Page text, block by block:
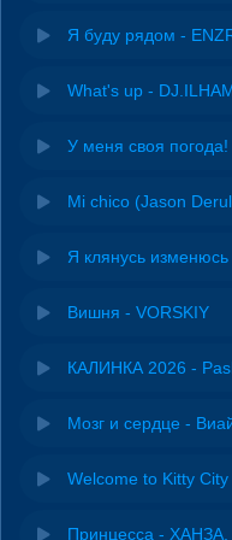
Я буду рядом -
What's up -
У меня своя
Я клянусь
Вишня - VORSKIY
КАЛИНКА 2026 -
Мозг и сердце -
Welcome to Kitty
Принцесса - ХАНЗА,